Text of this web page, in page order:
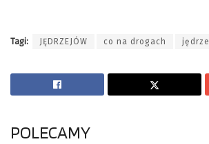
Tagi: JĘDRZEJÓW co na drogach
POLECAMY